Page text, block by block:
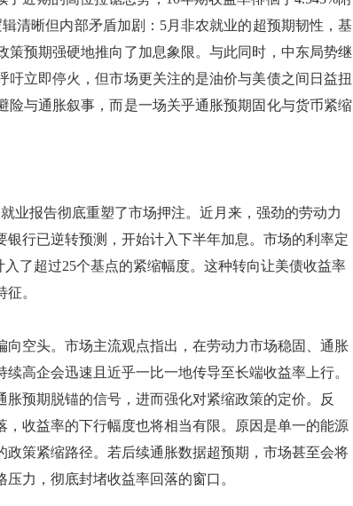
清晰但内部矛盾加剧：5月非农就业的超预期韧性，基
策预期强硬地推向了加息象限。与此同时，中东局势继
吁立即停火，但市场更关注的是油价与美债之间日益扭
险与通胀叙事，而是一场关乎通胀预期固化与货币紧缩
报告彻底重塑了市场押注。近月来，强劲的劳动力
行已逆转预测，开始计入下半年加息。市场的利率定
了超过25个基点的紧缩幅度。这种转向让美债收益率
。
空头。市场主流观点指出，在劳动力市场稳固、通胀
高企会迅速且近乎一比一地传导至长端收益率上行。
预期脱锚的信号，进而强化对紧缩政策的定价。反
，收益率的下行幅度也将相当有限。原因是单一的能源
策紧缩路径。若后续通胀数据超预期，市场甚至会将
力，彻底封堵收益率回落的窗口。